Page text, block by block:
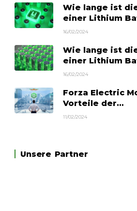
Wie lange ist
einer Lithium
16/02/2024
Wie lange ist
einer Lithium
16/02/2024
Forza Electric
Vorteile der…
11/02/2024
Unsere Partner